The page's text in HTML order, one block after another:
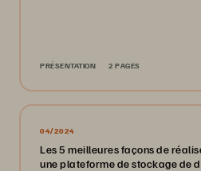
PRÉSENTATION 2 PAGES
04/2024
Les 5 meilleures façons de
une plateforme de stockage de